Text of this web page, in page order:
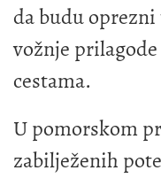
da budu
vožnje
cestama.
U pomorskom
zabilježenih